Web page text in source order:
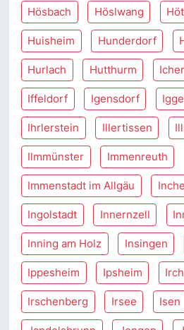
Hösbach Höslwang
Huisheim Hunderdorf
Hurlach Hutthurm
Iffeldorf Igensdorf
Ihrlerstein Illertissen
Ilmmünster Immenreuth
Immenstadt im Allgäu
Ingolstadt Innernzell
Inning am Holz Insingen
Ippesheim Ipsheim
Irschenberg Irsee Isen